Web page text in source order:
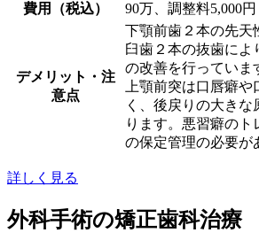
費用（税込）
90万、調整料5,000円
デメリット・注
意点
下顎前歯２本の先天
臼歯２本の抜歯によ
の改善を行っていま
上顎前突は口唇癖
く、後戻りの大き
ります。悪習癖のト
の保定管理の必要が
詳しく見る
外科手術の矯正歯科治療